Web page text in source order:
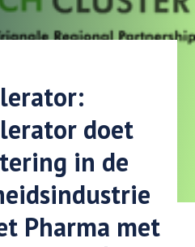
doet
in de
Pharma met